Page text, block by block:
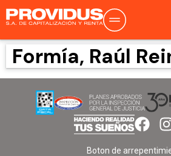
Formía, Raúl
Boton de